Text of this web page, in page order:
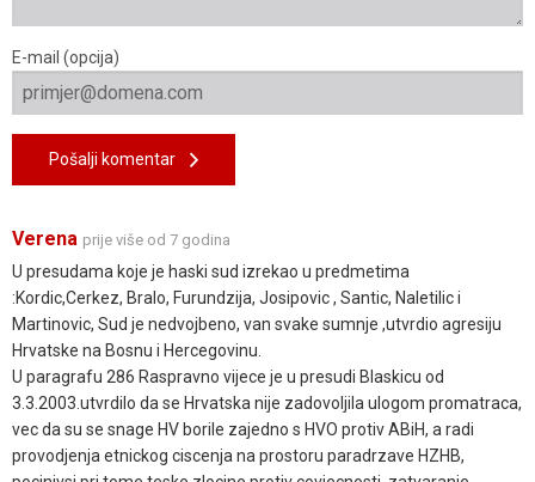
E-mail (opcija)
Pošalji komentar
Verena prije više od 7 godina
U presudama koje je haski sud izrekao u predmetima
:Kordic,Cerkez, Bralo, Furundzija, Josipovic , Santic, Naletilic i
Martinovic, Sud je nedvojbeno, van svake sumnje ,utvrdio agresiju
Hrvatske na Bosnu i Hercegovinu.
U paragrafu 286 Raspravno vijece je u presudi Blaskicu od
3.3.2003.utvrdilo da se Hrvatska nije zadovoljila ulogom promatraca,
vec da su se snage HV borile zajedno s HVO protiv ABiH, a radi
provodjenja etnickog ciscenja na prostoru paradrzave HZHB,